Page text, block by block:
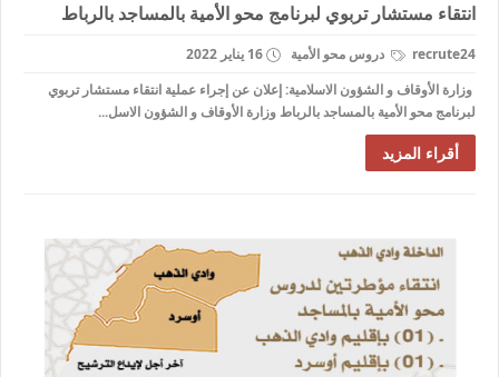
انتقاء مستشار تربوي لبرنامج محو الأمية بالمساجد بالرباط
recrute24 دروس محو الأمية
16 يناير 2022
وزارة الأوقاف و الشؤون الاسلامية: إعلان عن إجراء عملية انتقاء مستشار تربوي
لبرنامج محو الأمية بالمساجد بالرباط وزارة الأوقاف و الشؤون الاسل...
أقراء المزيد